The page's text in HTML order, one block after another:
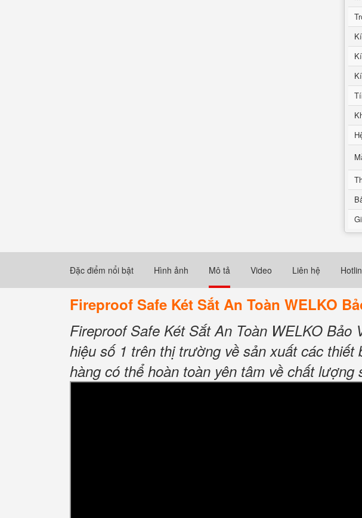
Đặc điểm nổi bật Hình ảnh Mô tả Video Liên hệ
Fireproof Safe Két Sắt An Toàn WELKO
Fireproof Safe Két Sắt An Toàn WELKO
hiệu số 1 trên thị trường về sản xuất các
hàng có thể hoàn toàn yên tâm về chất